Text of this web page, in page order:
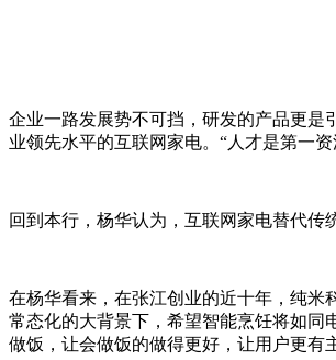
企业一路发展势不可挡，研发的产品更是
业领先水平的互联网家电。“人才是第一
回到本行，杨华认为，互联网家电替代传
在杨华看来，在张江创业的近十年，纯米
常态化的大背景下，希望智能烹饪将如同
做饭，让会做饭的做得更好，让用户更有